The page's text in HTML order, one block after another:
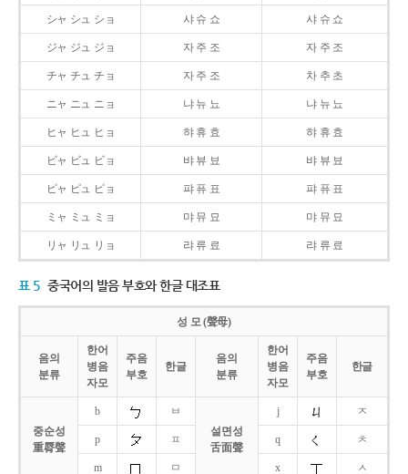
シャ シュ ショ 샤 슈 쇼 샤 슈 쇼
ジャ ジュ ジョ 자 주 조 자 주 조
チャ チュ チョ 자 주 조 차 추 초
ニャ ニュ ニョ 냐 뉴 뇨 냐 뉴 뇨
ヒャ ヒュ ヒョ 햐 휴 효 햐 휴 효
ビャ ビュ ビョ 뱌 뷰 뵤 뱌 뷰 뵤
ピャ ピュ ピョ 퍄 퓨 표 퍄 퓨 표
ミャ ミュ ミョ 먀 뮤 묘 먀 뮤 묘
リャ リュ リョ 랴 류 료 랴 류 료
표 5 중국어의 발음 부호와 한글 대조표
성 모 (聲母)
음의
분류
한어
병음
자모
주음
부호
한글
음의
분류
한어
병음
자모
주음
부호
한글
중순성
重脣聲
b
ㅂ
설면성
舌面聲
j ㅈ
p ㅍ q ㅊ
m ㅁ x ㅅ